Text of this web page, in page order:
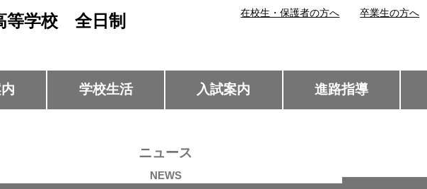
等学校 全日制
学校生活 入試案内 進路指導
在校生・保護者の方へ 卒業生の方へ
ニュース